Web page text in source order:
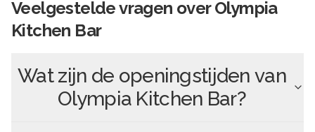
Veelgestelde vragen overOlympia
Kitchen Bar
Wat zijn de openingstijden van
Olympia Kitchen Bar?